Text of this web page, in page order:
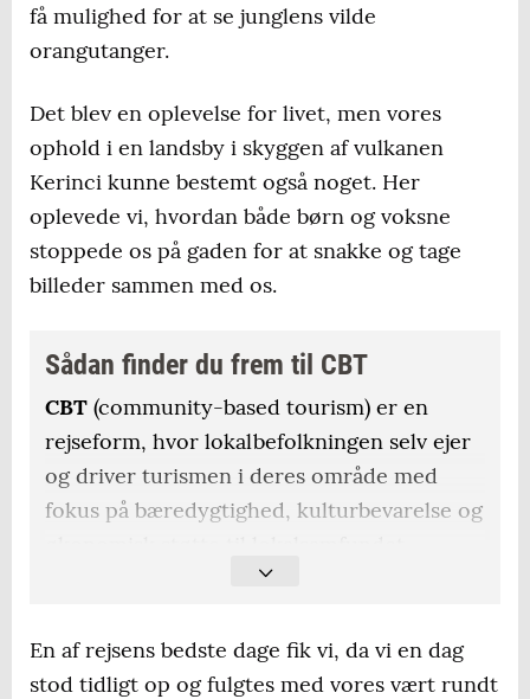
få mulighed for at se junglens vilde
orangutanger.
Det blev en oplevelse for livet, men vores
ophold i en landsby i skyggen af vulkanen
Kerinci kunne bestemt også noget. Her
oplevede vi, hvordan både børn og voksne
stoppede os på gaden for at snakke og tage
billeder sammen med os.
Sådan finder du frem til CBT
CBT (community-based tourism) er en
rejseform, hvor lokalbefolkningen selv ejer
og driver turismen i deres område med
fokus på bæredygtighed, kulturbevarelse og
Sydamerika og Afrika.
En af rejsens bedste dage fik vi, da vi en dag
stod tidligt op og fulgtes med vores vært rundt